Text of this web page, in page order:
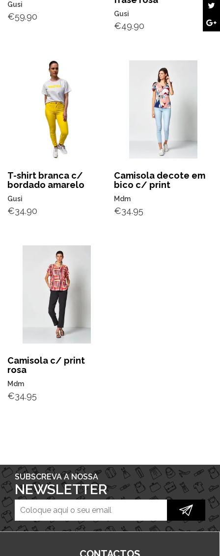
Gusi
€59.90 Gusi
€49.90
T-shirt branca c/
bordado amarelo
Gusi
€34.90
Camisola decote em
bico c/ print
Mdm
€34.95
Camisola c/ print
rosa
Mdm
€34.95
SUBSCREVA A NOSSA
NEWSLETTER